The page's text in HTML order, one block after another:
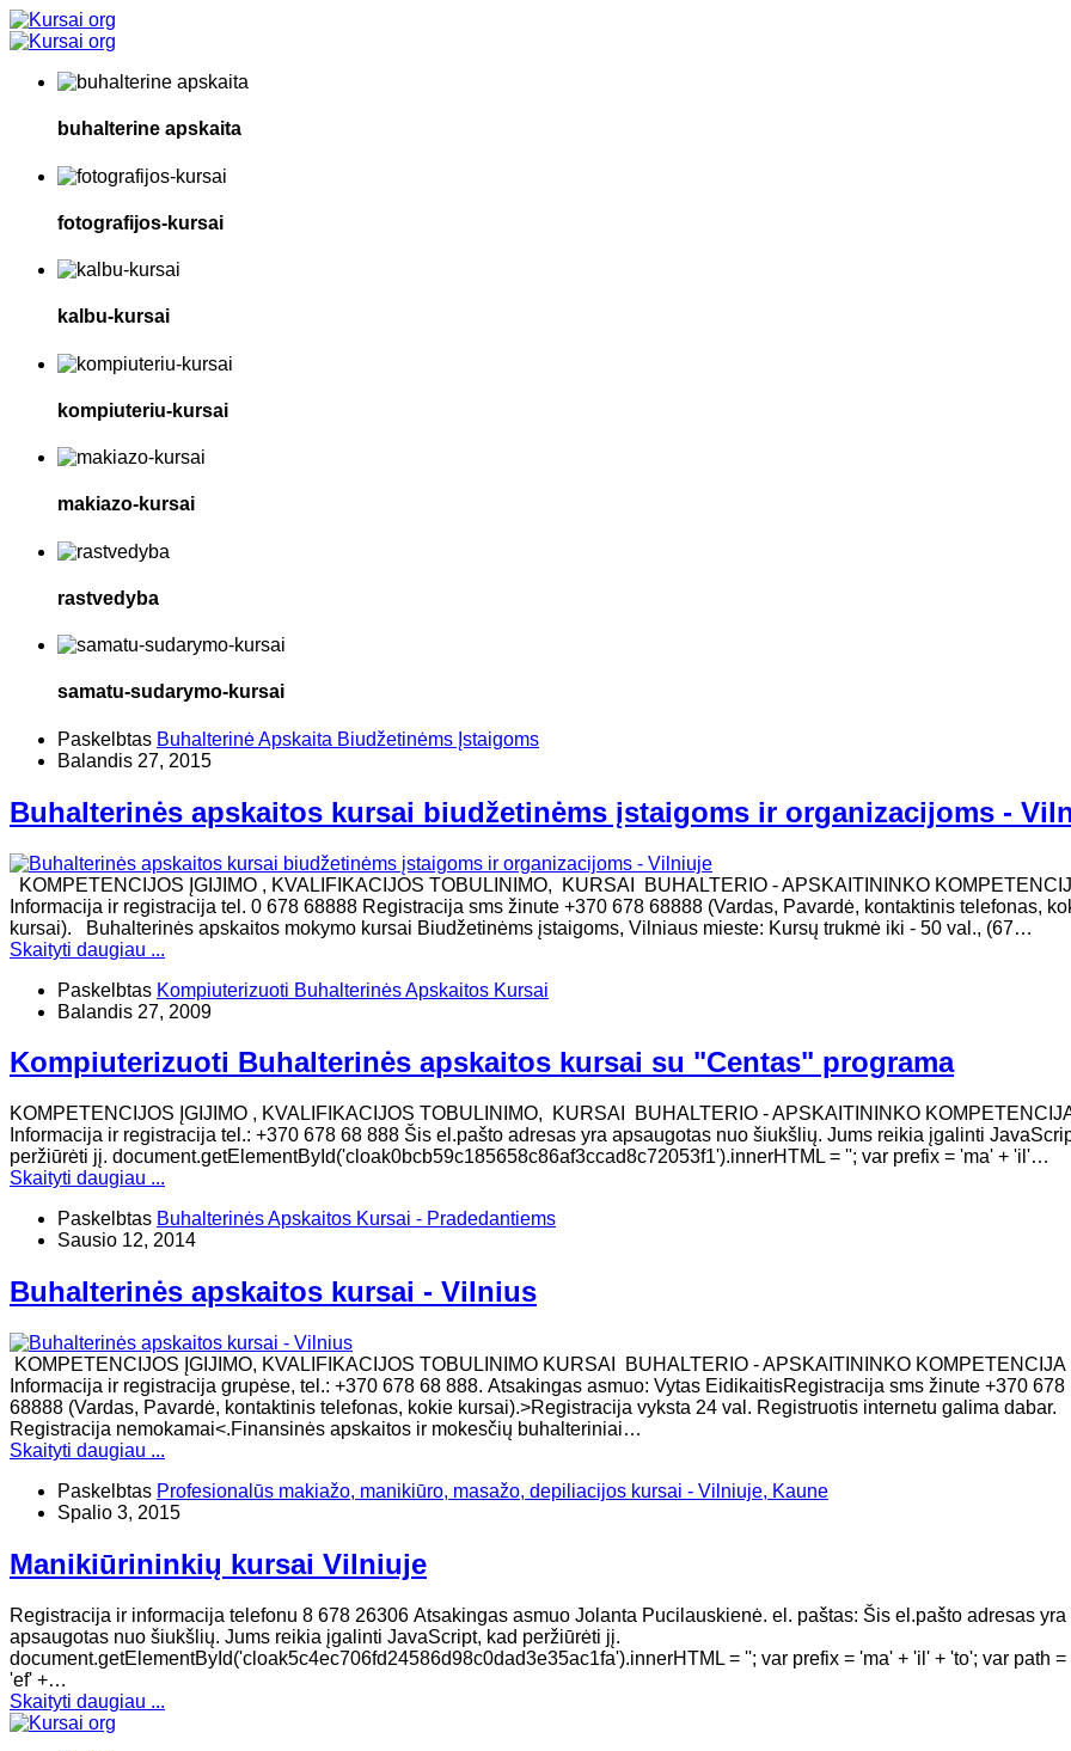
buhalterine apskaita
fotografijos-kursai
kalbu-kursai
kompiuteriu-kursai
makiazo-kursai
rastvedyba
samatu-sudarymo-kursai
Paskelbtas Buhalterinė Apskaita Biudžetinėms Įstaigoms
Balandis 27, 2015
Buhalterinės apskaitos kursai biudžetinėms įstaigoms ir organizacijoms -
KOMPETENCIJOS ĮGIJIMO , KVALIFIKACIJOS TOBULINIMO, KURSAI BUHALTERIO - APSKAITININKO
Informacija ir registracija tel. 0 678 68888 Registracija sms žinute +370 678 68888 (Vardas, Pavardė, kontaktinis telefonas,
kursai). Buhalterinės apskaitos mokymo kursai Biudžetinėms įstaigoms, Vilniaus mieste: Kursų trukmė iki - 50 val., (67…
Skaityti daugiau ...
Paskelbtas Kompiuterizuoti Buhalterinės Apskaitos Kursai
Balandis 27, 2009
Kompiuterizuoti Buhalterinės apskaitos kursai su "Centas" programa
KOMPETENCIJOS ĮGIJIMO , KVALIFIKACIJOS TOBULINIMO, KURSAI BUHALTERIO - APSKAITININKO
Informacija ir registracija tel.: +370 678 68 888 Šis el.pašto adresas yra apsaugotas nuo šiukšlių. Jums reikia įgalinti
peržiūrėti jį. document.getElementById('cloak0bcb59c185658c86af3ccad8c72053f1').innerHTML = ''; var prefix = 'ma' + 'il'…
Skaityti daugiau ...
Paskelbtas Buhalterinės Apskaitos Kursai - Pradedantiems
Sausio 12, 2014
Buhalterinės apskaitos kursai - Vilnius
KOMPETENCIJOS ĮGIJIMO, KVALIFIKACIJOS TOBULINIMO KURSAI BUHALTERIO - APSKAITININKO KOMPETENCIJA
Informacija ir registracija grupėse, tel.: +370 678 68 888. Atsakingas asmuo: Vytas EidikaitisRegistracija sms žinute +370 678
68888 (Vardas, Pavardė, kontaktinis telefonas, kokie kursai).>Registracija vyksta 24 val. Registruotis internetu galima dabar.
Registracija nemokamai<.Finansinės apskaitos ir mokesčių buhalteriniai…
Skaityti daugiau ...
Paskelbtas Profesionalūs makiažo, manikiūro, masažo, depiliacijos kursai - Vilniuje, Kaune
Spalio 3, 2015
Manikiūrininkių kursai Vilniuje
Registracija ir informacija telefonu 8 678 26306 Atsakingas asmuo Jolanta Pucilauskienė. el. paštas: Šis el.pašto adresas yra
apsaugotas nuo šiukšlių. Jums reikia įgalinti JavaScript, kad peržiūrėti jį.
document.getElementById('cloak5c4ec706fd24586d98c0dad3e35ac1fa').innerHTML = ''; var prefix = 'ma' + 'il' + 'to'; var path =
'ef' +…
Skaityti daugiau ...